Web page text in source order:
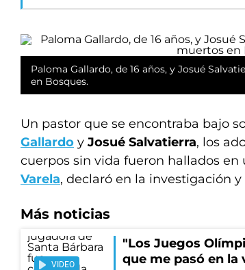
Paloma Gallardo, de 16 años, y Josué
en Bosques.
Un pastor que se encontraba bajo
Gallardo y Josué Salvatierra, los
cuerpos sin vida fueron hallados en
Varela, declaró en la investigación
Más noticias
VIDEO
"Los Juegos
que me pasó en la